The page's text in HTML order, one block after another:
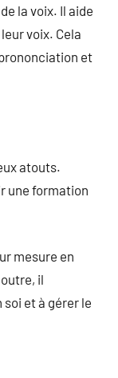
la voix. Il aide
voix. Cela
et
atouts.
une formation
mesure en
il
et à gérer le